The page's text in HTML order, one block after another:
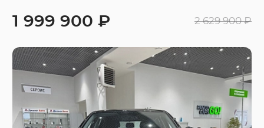
1 999 900 ₽ 2 629 900 ₽